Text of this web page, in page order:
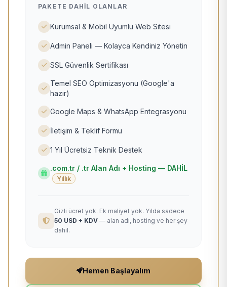
PAKETE DAHIL OLANLAR
Kurumsal & Mobil Uyumlu Web Sitesi
Admin Paneli — Kolayca Kendiniz Yönetin
SSL Güvenlik Sertifikası
Temel SEO Optimizasyonu (Google'a
hazır)
Google Maps & WhatsApp Entegrasyonu
İletişim & Teklif Formu
1 Yıl Ücretsiz Teknik Destek
.com.tr / .tr Alan Adı + Hosting — DAHİL
Yıllık
Gizli ücret yok. Ek maliyet yok. Yılda sadece
50 USD + KDV — alan adı, hosting ve her şey
dahil.
Hemen Başlayalım